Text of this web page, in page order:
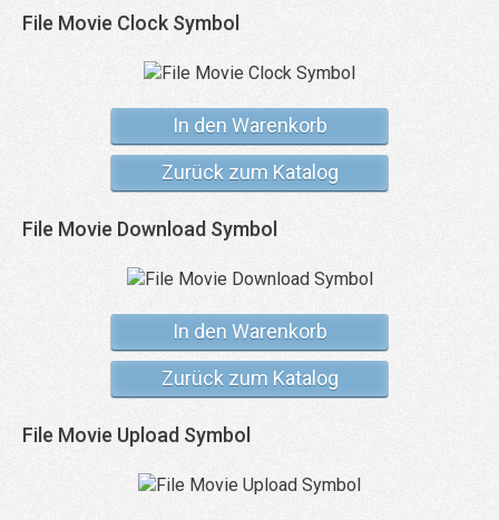
File Movie Clock Symbol
In den Warenkorb
Zurück zum Katalog
File Movie Download Symbol
In den Warenkorb
Zurück zum Katalog
File Movie Upload Symbol